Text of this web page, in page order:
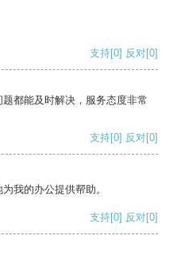
支持[0] 反对[0]
都能及时解决，服务态度非常
支持[0] 反对[0]
我的办公提供帮助。
支持[0] 反对[0]